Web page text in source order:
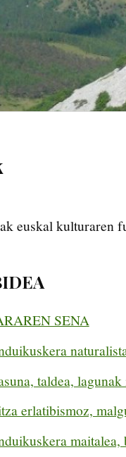
euskal kulturaren
SENA
taldea,
erlatibismoz,
maitalea,